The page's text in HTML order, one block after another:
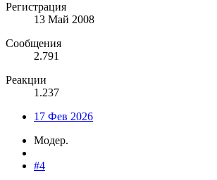
Регистрация
13 Май 2008
Сообщения
2.791
Реакции
1.237
17 Фев 2026
Модер.
#4